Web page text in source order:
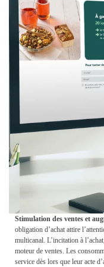
Stimulation des ventes et
obligation d’achat attire
multicanal. L’incitation à
moteur de ventes. Les
service dès lors que leur acte